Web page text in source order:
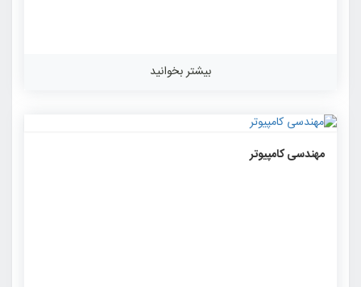
بیشتر بخوانید
مهندسی کامپیوتر